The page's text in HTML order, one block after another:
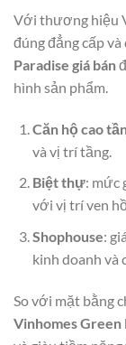
Với thương hiệu
đúng đẳng cấp
Paradise giá bán
hình sản phẩm.
Căn hộ cao
và vị trí tầng.
Biệt thự: mức
với vị trí ven
Shophouse:
kinh doanh và
So với mặt bằng
Vinhomes Green